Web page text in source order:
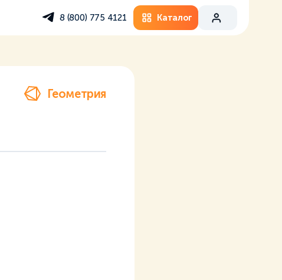
8 (800) 775 4121 Каталог
Геометрия